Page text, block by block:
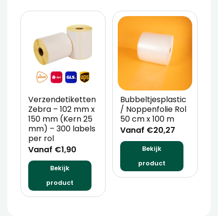
Verzendetiketten
Zebra – 102 mm x
150 mm (Kern 25
mm) – 300 labels
per rol
Vanaf €1,90
Bekijk
product
Bubbeltjesplastic
/ Noppenfolie Rol
50 cm x 100 m
Vanaf €20,27
Bekijk
product